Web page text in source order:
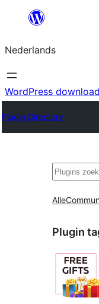
de
inhoud
Nederlands
WordPress
Plugin Directory
Zoeken
Alle
Plugin